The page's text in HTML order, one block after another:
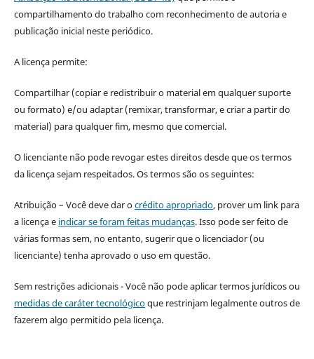
compartilhamento do trabalho com reconhecimento de autoria e
publicação inicial neste periódico.
A licença permite:
Compartilhar (copiar e redistribuir o material em qualquer suporte
ou formato) e/ou adaptar (remixar, transformar, e criar a partir do
material) para qualquer fim, mesmo que comercial.
O licenciante não pode revogar estes direitos desde que os termos
da licença sejam respeitados. Os termos são os seguintes:
Atribuição – Você deve dar ocrédito apropriado, prover um link para
a licença e indicar se foram feitas mudanças. Isso pode ser feito de
várias formas sem, no entanto, sugerir que o licenciador (ou
licenciante) tenha aprovado o uso em questão.
Sem restrições adicionais - Você não pode aplicar termos jurídicos ou
medidas de caráter tecnológicoque restrinjam legalmente outros de
fazerem algo permitido pela licença.